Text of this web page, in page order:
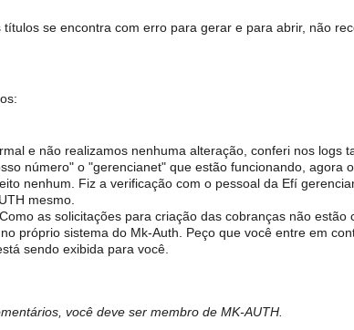
títulos se encontra com erro para gerar e para abrir, não
e não realizamos nenhuma alteração, conferi nos logs
número" o "gerencianet" que estão funcionando, agora
nenhum. Fiz a verificação com o pessoal da Efí
mesmo.
as solicitações para criação das cobranças não
próprio sistema do Mk-Auth. Peço que você entre em
sendo exibida para você.
você deve ser membro de MK-AUTH.